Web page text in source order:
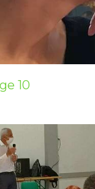
10